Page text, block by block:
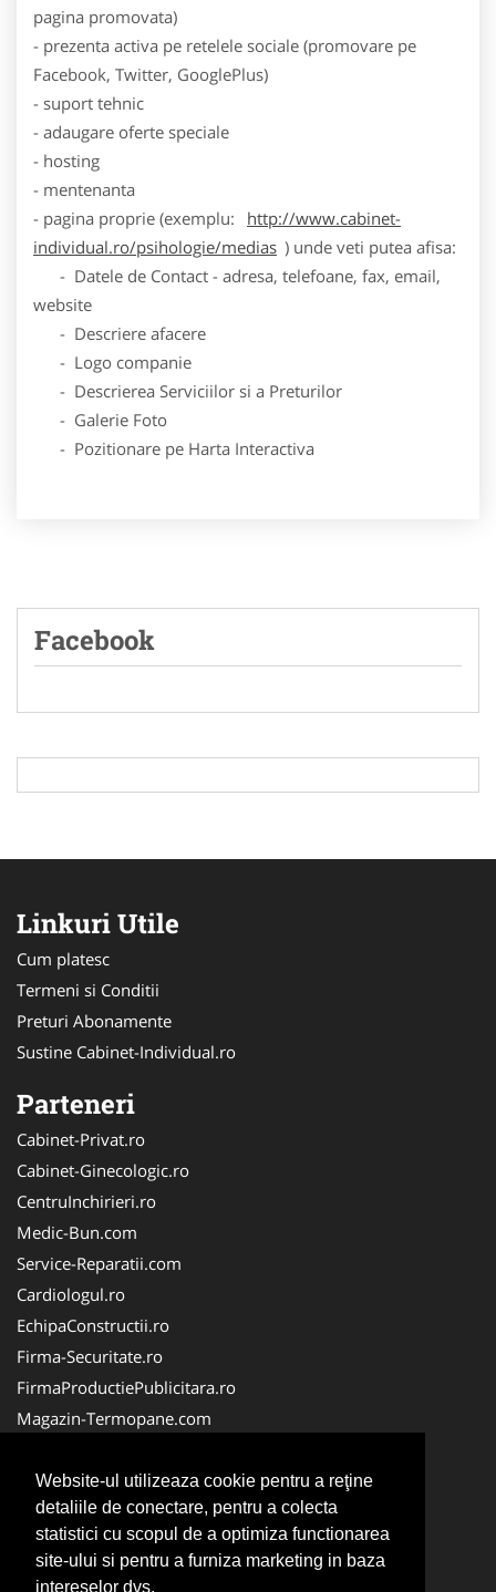
Website-ul utilizeaza cookie pentru a reţine
detaliile de conectare, pentru a colecta
statistici cu scopul de a optimiza functionarea
site-ului si pentru a furniza marketing in baza
intereselor dvs.
pagina promovata)
- prezenta activa pe retelele sociale (promovare pe
Facebook, Twitter, GooglePlus)
- suport tehnic
- adaugare oferte speciale
- hosting
- mentenanta
- pagina proprie (exemplu:
http://www.cabinet-
individual.ro/psihologie/medias ) unde veti putea afisa:
- Datele de Contact - adresa, telefoane, fax, email,
website
- Descriere afacere
- Logo companie
- Descrierea Serviciilor si a Preturilor
- Galerie Foto
- Pozitionare pe Harta Interactiva
Facebook
Linkuri Utile
Cum platesc
Termeni si Conditii
Preturi Abonamente
Sustine Cabinet-Individual.ro
Parteneri
Cabinet-Privat.ro
Cabinet-Ginecologic.ro
CentruInchirieri.ro
Medic-Bun.com
Service-Reparatii.com
Cardiologul.ro
EchipaConstructii.ro
Firma-Securitate.ro
FirmaProductiePublicitara.ro
Magazin-Termopane.com
CramaVinuri.ro
FirmaTractariAuto.ro
InstalatiiSolare.com
Pescaresc.ro